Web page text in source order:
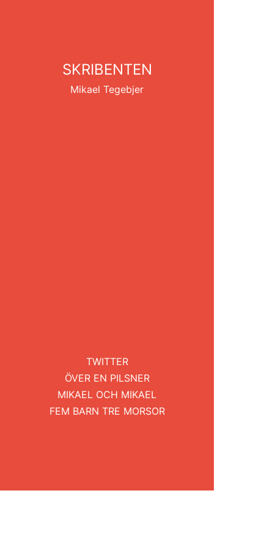
SKRIBENTEN
Mikael Tegebjer
TWITTER
ÖVER EN PILSNER
MIKAEL OCH MIKAEL
FEM BARN TRE MORSOR